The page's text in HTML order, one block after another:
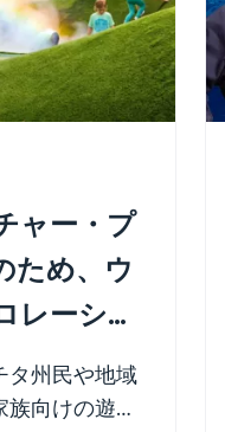
ャー・プ
ため、ウ
レーショ
100万ド
タ州民や地域
向けの遊び